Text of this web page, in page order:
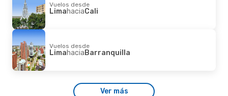
Vuelos desde
LimahaciaCali
Vuelos desde
LimahaciaBarranquilla
Ver más